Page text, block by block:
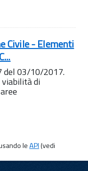
Civile - Elementi
del 03/10/2017.
viabilità di
leAPI(vedi